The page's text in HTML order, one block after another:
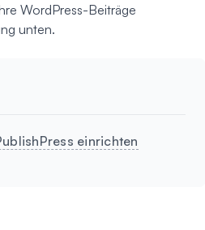
WordPress-Beiträge
unten.
einrichten